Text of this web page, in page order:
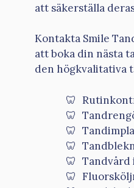
att säkerställa
Kontakta Smile
att boka din nästa
den högkvalitativa